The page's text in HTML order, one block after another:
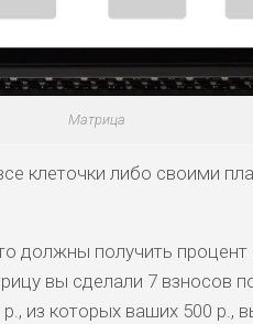
Матрица
клеточки либо своими
должны получить процент
вы сделали 7 взносов
из которых ваших 500 р.,